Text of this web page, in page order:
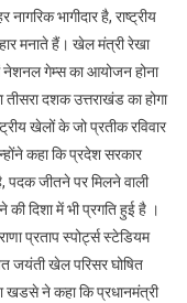
भागीदार है, राष्ट्रीय
मनाते हैं। खेल मंत्री रेखा
नेशनल गेम्स का आयोजन होना
दशक उत्तराखंड का होगा
खेलों के जो प्रतीक रविवार
कहा कि प्रदेश सरकार
पदक जीतने पर मिलने वाली
की दिशा में भी प्रगति हुई है ।
प्रताप स्पोर्ट्स स्टेडियम
जयंती खेल परिसर घोषित
खडसे ने कहा कि प्रधानमंत्री